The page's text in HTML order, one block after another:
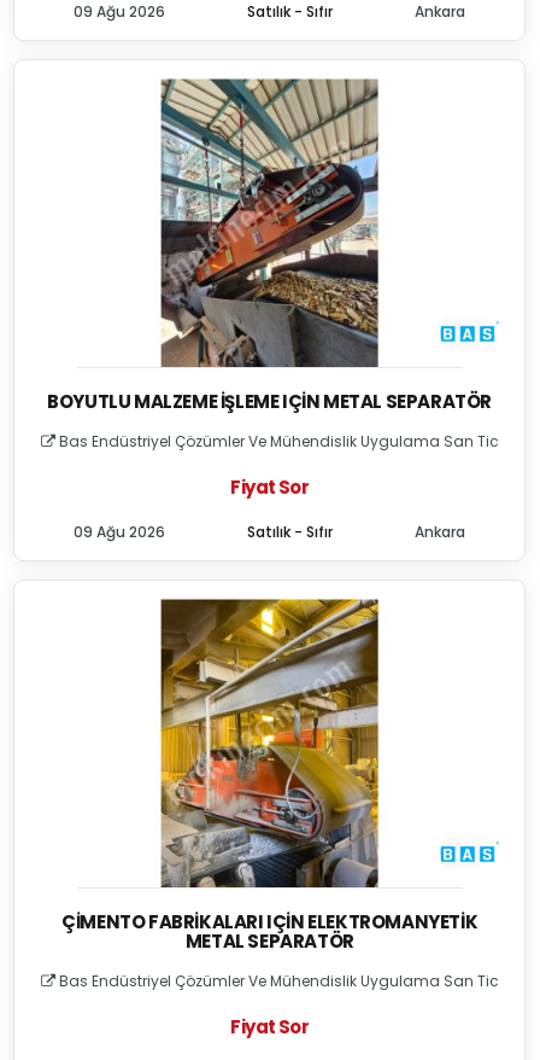
Satılık - Sıfır
09 Ağu 2026 Ankara
BOYUTLU MALZEME İŞLEME IÇIN METAL SEPARATÖR
Bas Endüstriyel Çözümler Ve Mühendislik Uygulama San Tic
Fiyat Sor
Satılık - Sıfır
09 Ağu 2026 Ankara
ÇIMENTO FABRIKALARI IÇIN ELEKTROMANYETIK
METAL SEPARATÖR
Bas Endüstriyel Çözümler Ve Mühendislik Uygulama San Tic
Fiyat Sor